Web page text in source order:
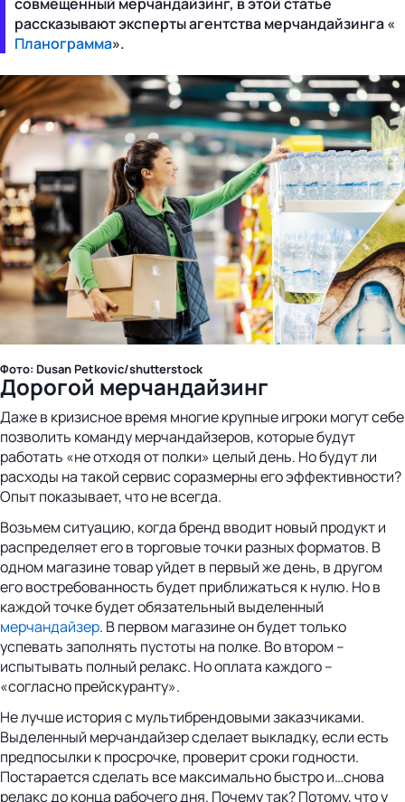
рассказывают эксперты агентства мерчандайзинга «
Планограмма».
Фото: Dusan Petkovic/shutterstock
Дорогой мерчандайзинг
Даже в кризисное время многие крупные игроки могут себе
позволить команду мерчандайзеров, которые будут
работать «не отходя от полки» целый день. Но будут ли
расходы на такой сервис соразмерны его эффективности?
Опыт показывает, что не всегда.
Возьмем ситуацию, когда бренд вводит новый продукт и
распределяет его в торговые точки разных форматов. В
одном магазине товар уйдет в первый же день, в другом
его востребованность будет приближаться к нулю. Но в
каждой точке будет обязательный выделенный
мерчандайзер. В первом магазине он будет только
успевать заполнять пустоты на полке. Во втором –
испытывать полный релакс. Но оплата каждого –
«согласно прейскуранту».
Не лучше история с мультибрендовыми заказчиками.
Выделенный мерчандайзер сделает выкладку, если есть
предпосылки к просрочке, проверит сроки годности.
Постарается сделать все максимально быстро и…снова
релакс до конца рабочего дня. Почему так? Потому, что у